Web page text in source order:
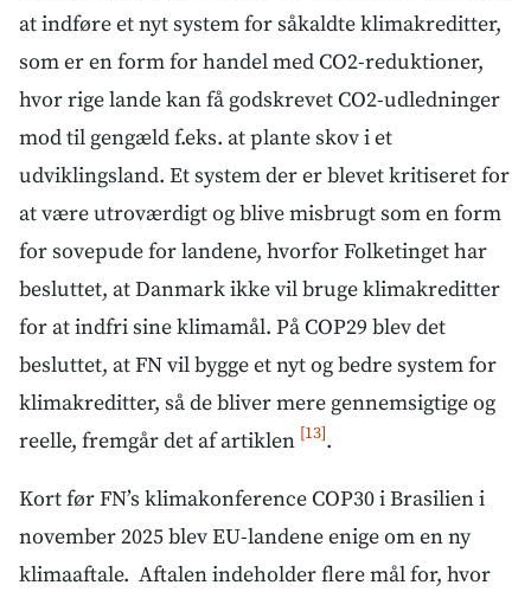
at indføre et nyt system for såkaldte klimakreditter,
som er en form for handel med CO2-reduktioner,
hvor rige lande kan få godskrevet CO2-udledninger
mod til gengæld f.eks. at plante skov i et
udviklingsland. Et system der er blevet kritiseret for
at være utroværdigt og blive misbrugt som en form
for sovepude for landene, hvorfor Folketinget har
besluttet, at Danmark ikke vil bruge klimakreditter
for at indfri sine klimamål. På COP29 blev det
besluttet, at FN vil bygge et nyt og bedre system for
klimakreditter, så de bliver mere gennemsigtige og
reelle, fremgår det af artiklen [13].
Kort før FN’s klimakonference COP30 i Brasilien i
november 2025 blev EU-landene enige om en ny
klimaaftale. Aftalen indeholder flere mål for, hvor